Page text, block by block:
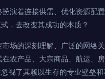
演着连接供需、优化资源配
，去改变其成功的本质？
场的深刻理解、广泛的网络
农产品、大宗商品、航运、
视了其赖以生存的专业壁垒和